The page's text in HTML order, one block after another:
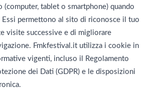
tablet o smartphone) quando
permettono al sito di riconosce il tuo
visite successive e di migliorare
Fmkfestival.it utilizza i cookie in
vigenti, incluso il Regolamento
dei Dati (GDPR) e le disposizioni